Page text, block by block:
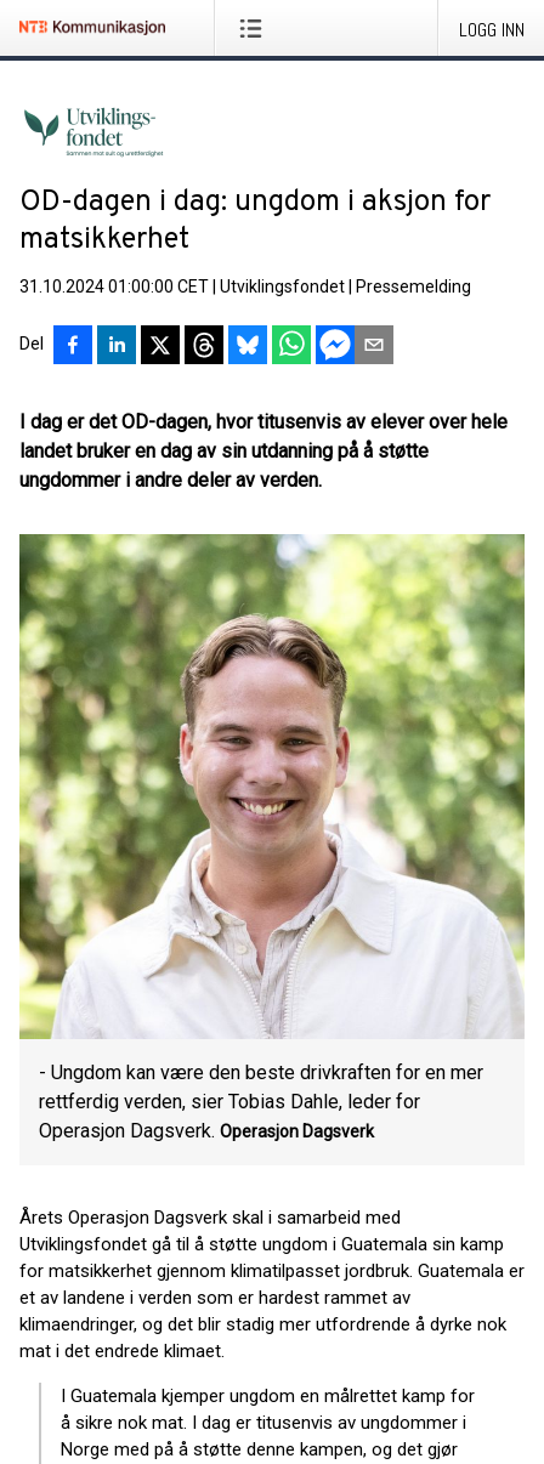
LOGG INN
OD-dagen i dag: ungdom i aksjon for
matsikkerhet
31.10.2024 01:00:00 CET Utviklingsfondet Pressemelding
Del
I dag er det OD-dagen, hvor titusenvis av elever over hele
landet bruker en dag av sin utdanning på å støtte
ungdommer i andre deler av verden.
- Ungdom kan være den beste drivkraften for en mer
rettferdig verden, sier Tobias Dahle, leder for
Operasjon Dagsverk. Operasjon Dagsverk
Årets Operasjon Dagsverk skal i samarbeid med
Utviklingsfondet gå til å støtte ungdom i Guatemala sin kamp
for matsikkerhet gjennom klimatilpasset jordbruk. Guatemala er
et av landene i verden som er hardest rammet av
klimaendringer, og det blir stadig mer utfordrende å dyrke nok
mat i det endrede klimaet.
I Guatemala kjemper ungdom en målrettet kamp for
å sikre nok mat. I dag er titusenvis av ungdommer i
Norge med på å støtte denne kampen, og det gjør